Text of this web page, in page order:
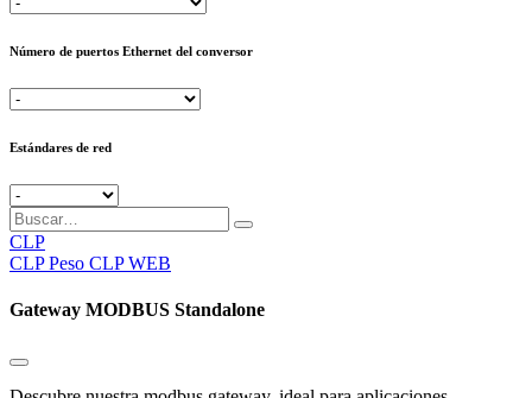
Número de puertos Ethernet del conversor
Estándares de red
CLP
CLP Peso CLP WEB
Gateway MODBUS Standalone